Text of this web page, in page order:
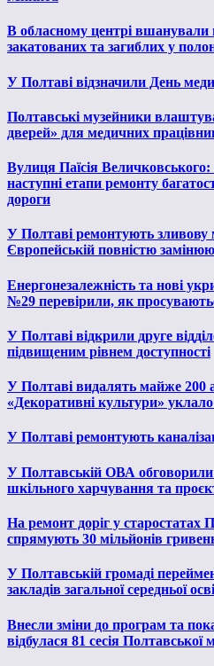
В обласному центрі вшанували
закатованих та загиблих у
У Полтаві відзначили День
Полтавські музейники
дверей» для медичних
Вулиця Паїсія
наступні етапи ремонту
дороги
У Полтаві ремонтують зливову
Європейській повністю
Енергонезалежність та нові
№29 перевірили, як
У Полтаві відкрили друге
підвищеним рівнем доступності
У Полтаві видалять майже 200
«Декоративні культури»
У Полтаві ремонтують
У Полтавській ОВА
шкільного харчування та
На ремонт доріг у старостатах
спрямують 30 мільйонів
У Полтавській громаді
закладів загальної середньої
Внесли зміни до програм та
відбулася 81 сесія Полтавської